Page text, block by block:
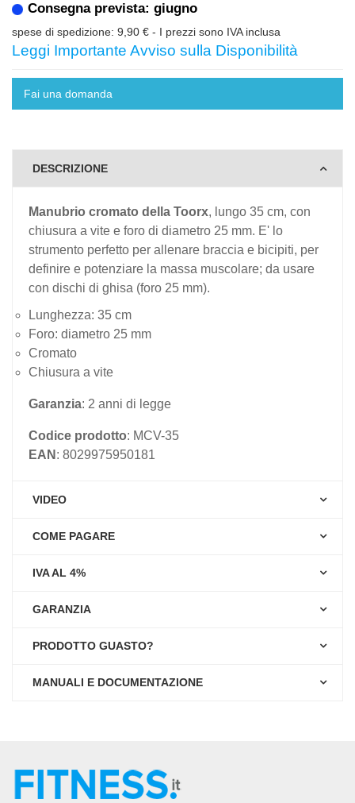
Consegna prevista: giugno
spese di spedizione: 9,90 € - I prezzi sono IVA inclusa
Leggi Importante Avviso sulla Disponibilità
Fai una domanda
DESCRIZIONE
Manubrio cromato della Toorx, lungo 35 cm, con
chiusura a vite e foro di diametro 25 mm. E' lo
strumento perfetto per allenare braccia e bicipiti, per
definire e potenziare la massa muscolare; da usare
con dischi di ghisa (foro 25 mm).
Lunghezza: 35 cm
Foro: diametro 25 mm
Cromato
Chiusura a vite
Garanzia: 2 anni di legge
Codice prodotto: MCV-35
EAN : 8029975950181
VIDEO
COME PAGARE
IVA AL 4%
GARANZIA
PRODOTTO GUASTO?
MANUALI E DOCUMENTAZIONE